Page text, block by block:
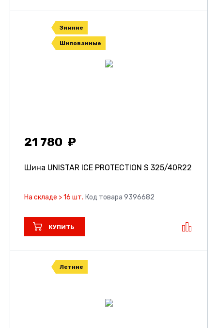
Зимние
Шипованные
21 780
Шина UNISTAR ICE PROTECTION S 325/40R22
На складе > 16 шт. Код товара 9396682
КУПИТЬ
Летние